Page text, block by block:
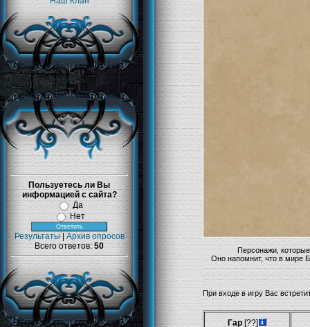
Пользуетесь ли Вы
информацией с сайта?
Да
Нет
Результаты| Архив опросов
Всего ответов: 50
Персонажи,
Оно напомнит, что в мире
При входе в игру Вас
Гар[??]